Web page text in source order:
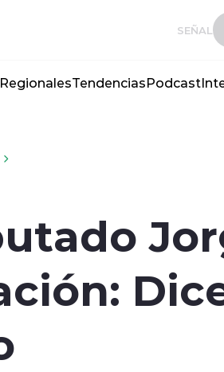
SEÑAL
RegionalesTendenciasPodcast